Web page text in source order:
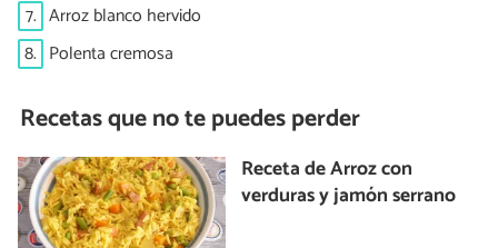
7. Arroz blanco hervido
8. Polenta cremosa
Recetas que no te puedes perder
Receta de Arroz con
verduras y jamón serrano